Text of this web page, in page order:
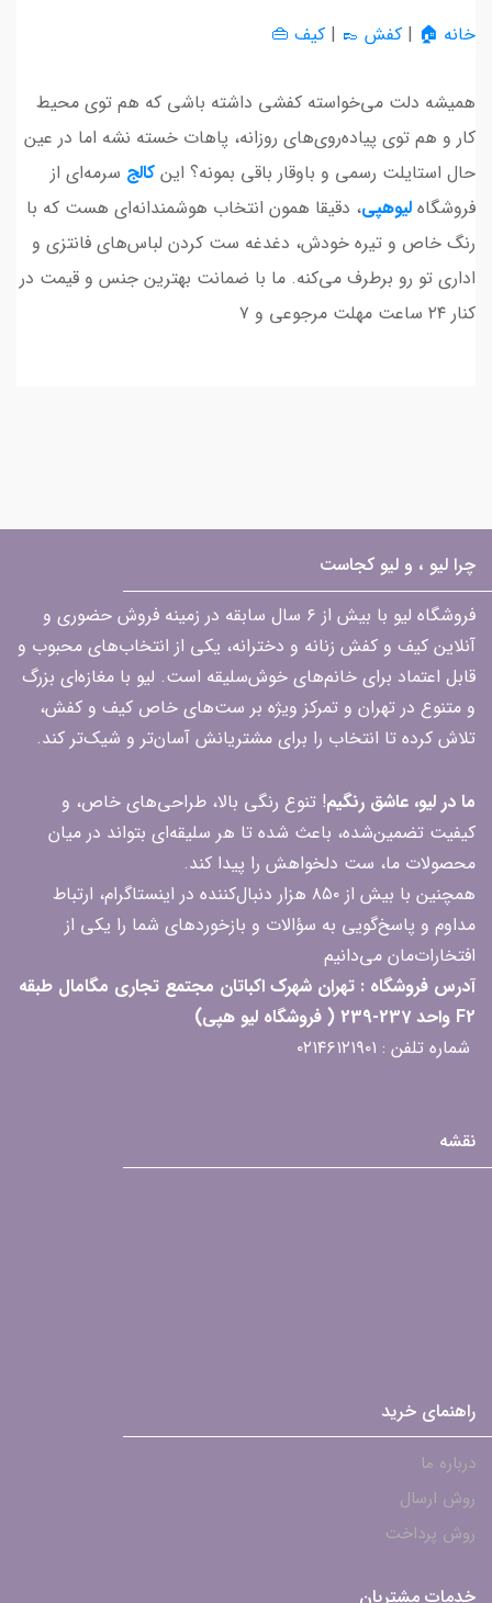
خانه 🏠 | کفش 👞 | کیف 👜
همیشه دلت می‌خواسته کفشی داشته باشی که هم توی محیط
کار و هم توی پیاده‌روی‌های روزانه، پاهات خسته نشه اما در عین
حال استایلت رسمی و باوقار باقی بمونه؟ این کالج سرمه‌ای از
فروشگاه لیوهپی، دقیقا همون انتخاب هوشمندانه‌ای هست که با
رنگ خاص و تیره خودش، دغدغه ست کردن لباس‌های فانتزی و
اداری تو رو برطرف می‌کنه. ما با ضمانت بهترین جنس و قیمت در
کنار ۲۴ ساعت مهلت مرجوعی و ۷
چرا لیو ، و لیو کجاست
فروشگاه لیو با بیش از ۶ سال سابقه در زمینه فروش حضوری و
آنلاین کیف و کفش زنانه و دخترانه، یکی از انتخاب‌های محبوب و
قابل اعتماد برای خانم‌های خوش‌سلیقه است. لیو با مغازه‌ای بزرگ
و متنوع در تهران و تمرکز ویژه بر ست‌های خاص کیف و کفش،
تلاش کرده تا انتخاب را برای مشتریانش آسان‌تر و شیک‌تر کند.
ما در لیو، عاشق رنگیم! تنوع رنگی بالا، طراحی‌های خاص، و
کیفیت تضمین‌شده، باعث شده تا هر سلیقه‌ای بتواند در میان
محصولات ما، ست دلخواهش را پیدا کند.
همچنین با بیش از ۸۵۰ هزار دنبال‌کننده در اینستاگرام، ارتباط
مداوم و پاسخ‌گویی به سؤالات و بازخوردهای شما را یکی از
افتخارات‌مان می‌دانیم
آدرس فروشگاه : تهران شهرک اکباتان مجتمع تجاری مگامال طبقه
F2 واحد 237-239 ( فروشگاه لیو هپی)
شماره تلفن : ۰۲۱۴۶۱۲۱۹۰۱
نقشه
راهنمای خرید
درباره ما
روش ارسال
روش پرداخت
خدمات مشتریان